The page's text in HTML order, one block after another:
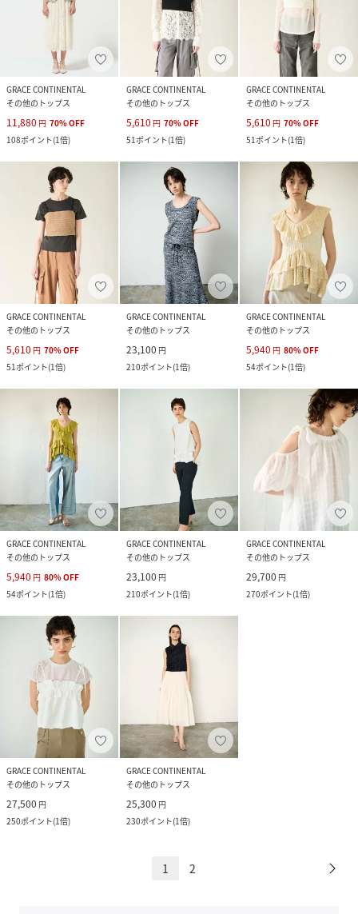
GRACE CONTINENTAL
その他のトップス
11,880 円 70%OFF
108ポイント(1倍)
GRACE CONTINENTAL
その他のトップス
5,610 円 70%OFF
51ポイント(1倍)
GRACE CONTINENTAL
その他のトップス
5,610 円 70%OFF
51ポイント(1倍)
GRACE CONTINENTAL
その他のトップス
5,610 円 70%OFF
51ポイント(1倍)
GRACE CONTINENTAL
その他のトップス
23,100 円
210ポイント(1倍)
GRACE CONTINENTAL
その他のトップス
5,940 円 80%OFF
54ポイント(1倍)
GRACE CONTINENTAL
その他のトップス
5,940 円 80%OFF
54ポイント(1倍)
GRACE CONTINENTAL
その他のトップス
23,100 円
210ポイント(1倍)
GRACE CONTINENTAL
その他のトップス
29,700 円
270ポイント(1倍)
GRACE CONTINENTAL
その他のトップス
27,500 円
250ポイント(1倍)
GRACE CONTINENTAL
その他のトップス
25,300 円
230ポイント(1倍)
1 2